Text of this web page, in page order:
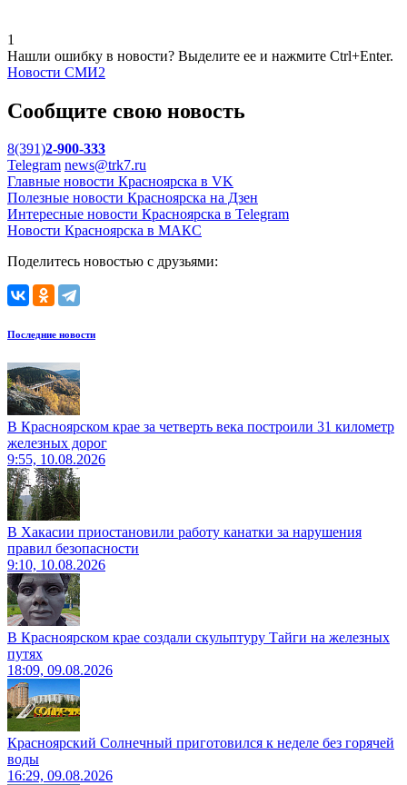
1
Нашли ошибку в новости? Выделите ее и нажмите Ctrl+Enter.
Новости СМИ2
Сообщите свою новость
8(391)2-900-333
Telegram news@trk7.ru
Главные новости Красноярска в VK
Полезные новости Красноярска на Дзен
Интересные новости Красноярска в Telegram
Новости Красноярска в МАКС
Поделитесь новостью с друзьями:
Последние новости
В Красноярском крае за четверть века построили 31 километр
железных дорог
9:55, 10.08.2026
В Хакасии приостановили работу канатки за нарушения
правил безопасности
9:10, 10.08.2026
В Красноярском крае создали скульптуру Тайги на железных
путях
18:09, 09.08.2026
Красноярский Солнечный приготовился к неделе без горячей
воды
16:29, 09.08.2026